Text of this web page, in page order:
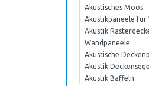
Akustisches Moos
Akustikpaneele
Akustik
Wandpaneele
Akustische
Akustik
Akustik Baffeln